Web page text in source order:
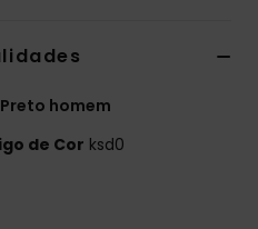
homem
de Cor ksd0